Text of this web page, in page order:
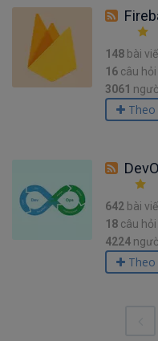
148 bài
16 câu hỏi
3061
Theo
642 bài
18 câu hỏi
4224
Theo